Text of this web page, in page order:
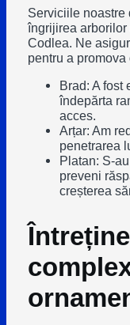
Serviciile noastre
îngrijirea
Codlea. Ne
pentru a
Brad: A fost
îndepărta
acces.
Arțar: Am
penetrarea
Platan: S-
preveni
creșterea